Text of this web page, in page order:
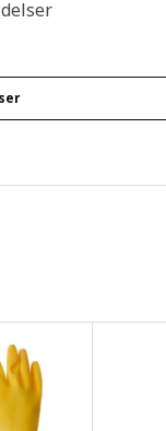
Anmeldelser i alt: 101